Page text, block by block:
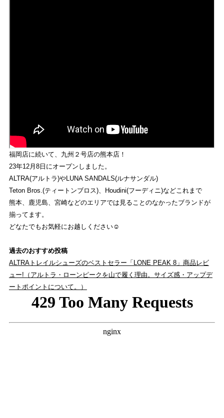
福岡店に続いて、九州２号店の熊本店！
23年12月8日にオープンしました。
ALTRA(アルトラ)やLUNA SANDALS(ルナサンダル)
Teton Bros.(ティートンブロス)、Houdini(フーディニ)などこれまで
熊本、鹿児島、宮崎などのエリアでは見ることのなかったブランドが
揃ってます。
どなたでもお気軽にお越しください☺️
過去のおすすめ投稿
ALTRAトレイルシューズのベストセラー「LONE PEAK 8」商品レビ
ュー!（アルトラ・ローンピークを山で履く理由。サイズ感・アップデ
ートポイントについて。）